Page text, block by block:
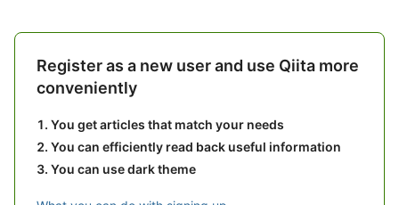
Register as a new user and use Qiita more
conveniently
You get articles that match your needs
You can efficiently read back useful information
You can use dark theme